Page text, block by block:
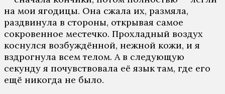
на мои ягодицы. Она сжала их, размяла,
раздвинула в стороны, открывая самое
сокровенное местечко. Прохладный воздух
коснулся возбуждённой, нежной кожи, и я
вздрогнула всем телом. А в следующую
секунду я почувствовала её язык там, где его
ещё никогда не было.